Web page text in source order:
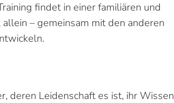
findet in einer familiären und
– gemeinsam mit den anderen
deren Leidenschaft es ist, ihr Wissen